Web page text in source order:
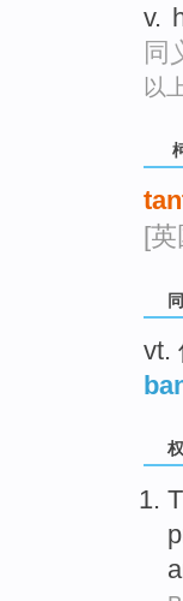
v.
同
以
[
vt.